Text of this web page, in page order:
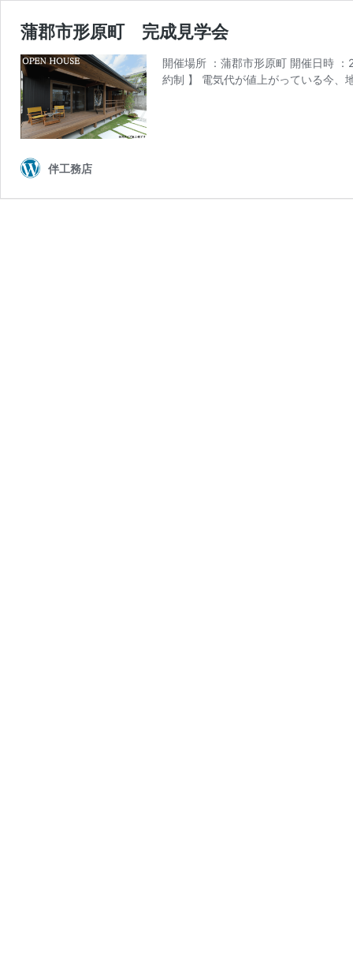
蒲郡市形原町 完成見学会
開催場所 ：蒲郡市形原町 開催
約制 】 電気代が値上がっている今
伴工務店